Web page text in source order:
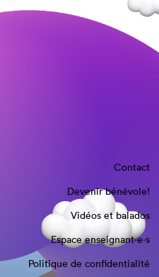
Contact
Devenir bénévole!
Vidéos et balados
Espace enseignant·e⋅s
Politique de confidentialité